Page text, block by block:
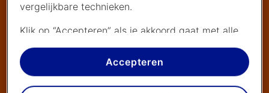
vergelijkbare technieken.
Klik op “Accepteren” als je akkoord gaat met alle
cookies. Kies je voor “Nee, liever niet”, dan
plaatsen we alleen strikt noodzakelijke cookies om
de website goed te laten werken. Dat betekent
dat we geen vormen van personalisatie
Accepteren